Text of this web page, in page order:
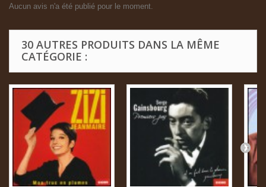
Aucun avis n'a été publié pour le moment.
30 AUTRES PRODUITS DANS LA MÊME
CATÉGORIE :